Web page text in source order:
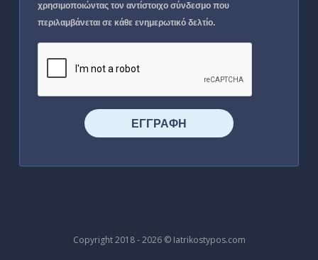
χρησιμοποιώντας τον αντίστοιχο σύνδεσμο που
περιλαμβάνεται σε κάθε ενημερωτικό δελτίο.
⠀⠀⠀⠀ΕΓΓΡΑΦΗ⠀⠀⠀⠀
Copyright 2018 - 2026 © Iatrikostypos.com